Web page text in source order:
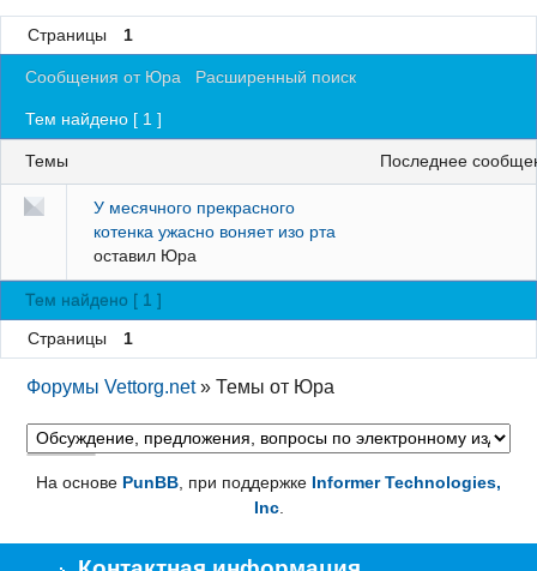
Поиск
Регистрация
Вход
Страницы 1
Сообщения от Юра Расширенный поиск
Тем найдено [ 1 ]
Темы последнее
У месячного прекрасного
котенка ужасно воняет изо рта
оставил Юра
Тем найдено [ 1 ]
Страницы 1
Форумы Vettorg.net »Темы от Юра
На основе PunBB , при поддержке Informer Technologies,
Inc.